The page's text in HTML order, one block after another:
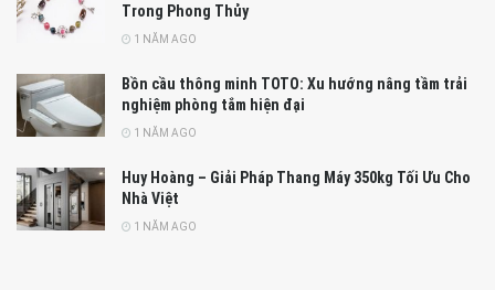
Trong Phong Thủy
1 NĂM AGO
Bồn cầu thông minh TOTO: Xu hướng nâng tầm trải
nghiệm phòng tắm hiện đại
1 NĂM AGO
Huy Hoàng – Giải Pháp Thang Máy 350kg Tối Ưu Cho
Nhà Việt
1 NĂM AGO